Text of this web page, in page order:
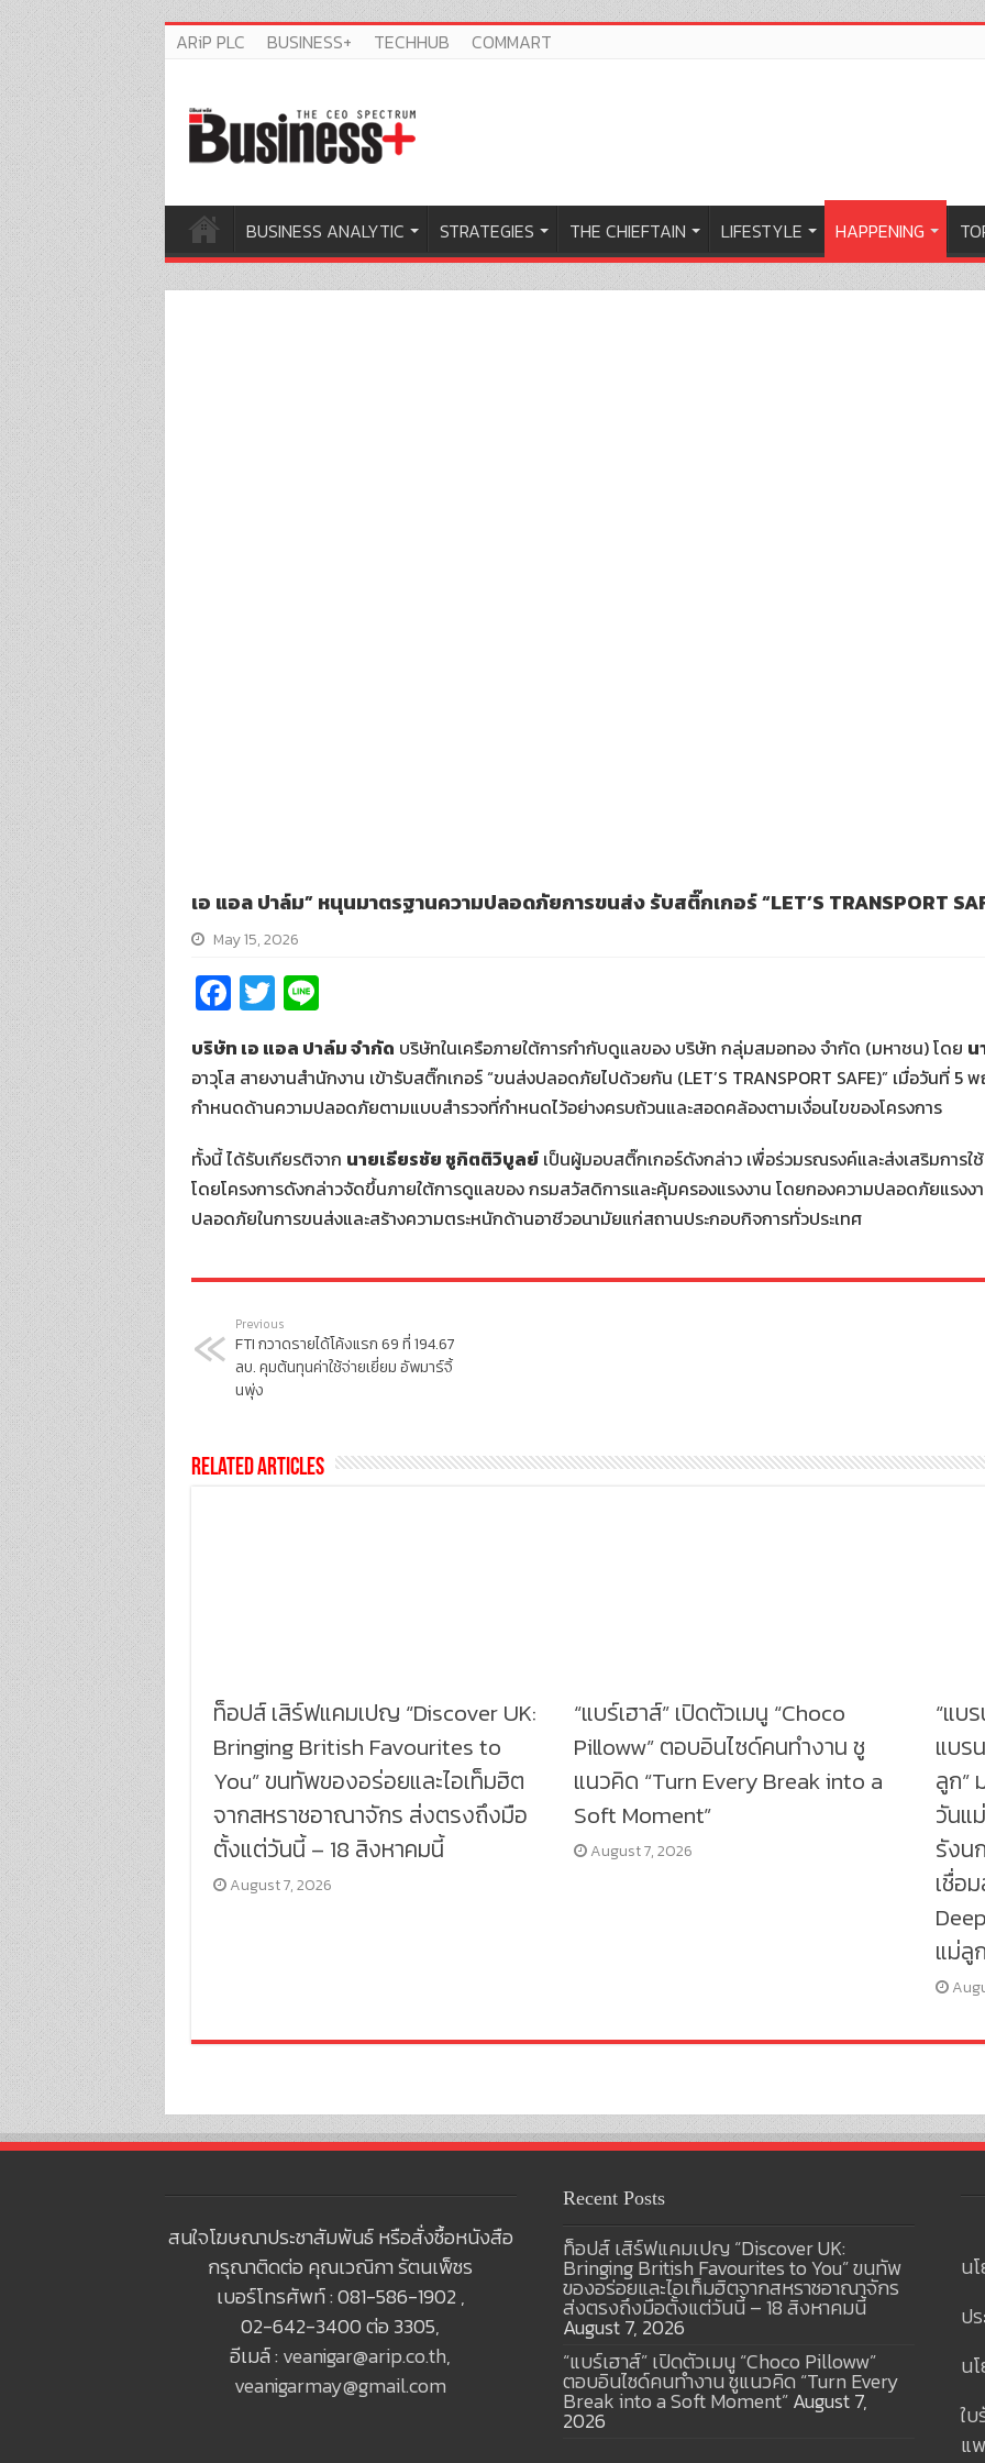
ARiP PLC BUSINESS+ TECHHUB COMMART
BUSINESS ANALYTIC STRATEGIES THE CHIEFTAIN LIFESTYLE HAPPENING
เอ แอล ปาล์ม” หนุนมาตรฐานความปลอดภัยการขนส่ง รับสติ๊กเกอร์ “LET’S TRANSPORT
May 15, 2026
Fa
ce
b
o
k
T
wi
tt
er
Li
n
e
บริษัท เอ แอล ปาล์ม จำกัด บริษัทในเครือภายใต้การกำกับดูแลของ บริษัท กลุ่มสมอทอง จำกัด (มหาชน) โดย น
อาวุโส สายงานสำนักงาน เข้ารับสติ๊กเกอร์ “ขนส่งปลอดภัยไปด้วยกัน (LET’S TRANSPORT SAFE)” เมื่อวันที่
กำหนดด้านความปลอดภัยตามแบบสำรวจที่กำหนดไว้อย่างครบถ้วนและสอดคล้องตามเงื่อนไขของโครงการ
ทั้งนี้ ได้รับเกียรติจาก นายเธียรชัย ชูกิตติวิบูลย์เป็นผู้มอบสติ๊กเกอร์ดังกล่าว เพื่อร่วมรณรงค์และส่งเสริมการ
โดยโครงการดังกล่าวจัดขึ้นภายใต้การดูแลของ กรมสวัสดิการและคุ้มครองแรงงาน โดยกองความปลอดภัยแรงง
ปลอดภัยในการขนส่งและสร้างความตระหนักด้านอาชีวอนามัยแก่สถานประกอบกิจการทั่วประเทศ
Previous
FTI กวาดรายได้โค้งแรก 69 ที่ 194.67
ลบ. คุมต้นทุนค่าใช้จ่ายเยี่ยม อัพมาร์จิ้
นพุ่ง
Related Articles
ท็อปส์ เสิร์ฟแคมเปญ “Discover UK:
Bringing British Favourites to
You” ขนทัพของอร่อยและไอเท็มฮิต
จากสหราชอาณาจักร ส่งตรงถึงมือ
ตั้งแต่วันนี้ – 18 สิงหาคมนี้
August 7, 2026
“แบร์เฮาส์” เปิดตัวเมนู “Choco
Pilloww” ตอบอินไซด์คนทำงาน ชู
แนวคิด “Turn Every Break into a
Soft Moment”
August 7, 2026
“แบ
แบร
ลูก”
วันแ
รังน
เชื่อ
แม่ลู
สนใจโฆษณาประชาสัมพันธ์ หรือสั่งซื้อหนังสือ
กรุณาติดต่อ คุณเวณิกา รัตนเพ็ชร
เบอร์โทรศัพท์ : 081-586-1902 ,
02-642-3400 ต่อ 3305,
อีเมล์ : veanigar@arip.co.th,
veanigarmay@gmail.com
Recent Posts
ท็อปส์ เสิร์ฟแคมเปญ “Discover UK:
Bringing British Favourites to You” ขนทัพ
ของอร่อยและไอเท็มฮิตจากสหราชอาณาจักร
ส่งตรงถึงมือตั้งแต่วันนี้ – 18 สิงหาคมนี้
August 7, 2026
“แบร์เฮาส์” เปิดตัวเมนู “Choco Pilloww”
ตอบอินไซด์คนทำงาน ชูแนวคิด “Turn Every
Break into a Soft Moment”August 7,
2026
น
ป
น
ใ
แ